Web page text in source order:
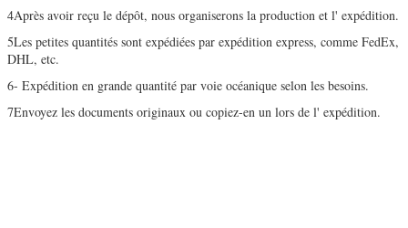
4Après avoir reçu le dépôt, nous organiserons la production et l' expédition.
5Les petites quantités sont expédiées par expédition express, comme FedEx,
DHL, etc.
6- Expédition en grande quantité par voie océanique selon les besoins.
7Envoyez les documents originaux ou copiez-en un lors de l' expédition.